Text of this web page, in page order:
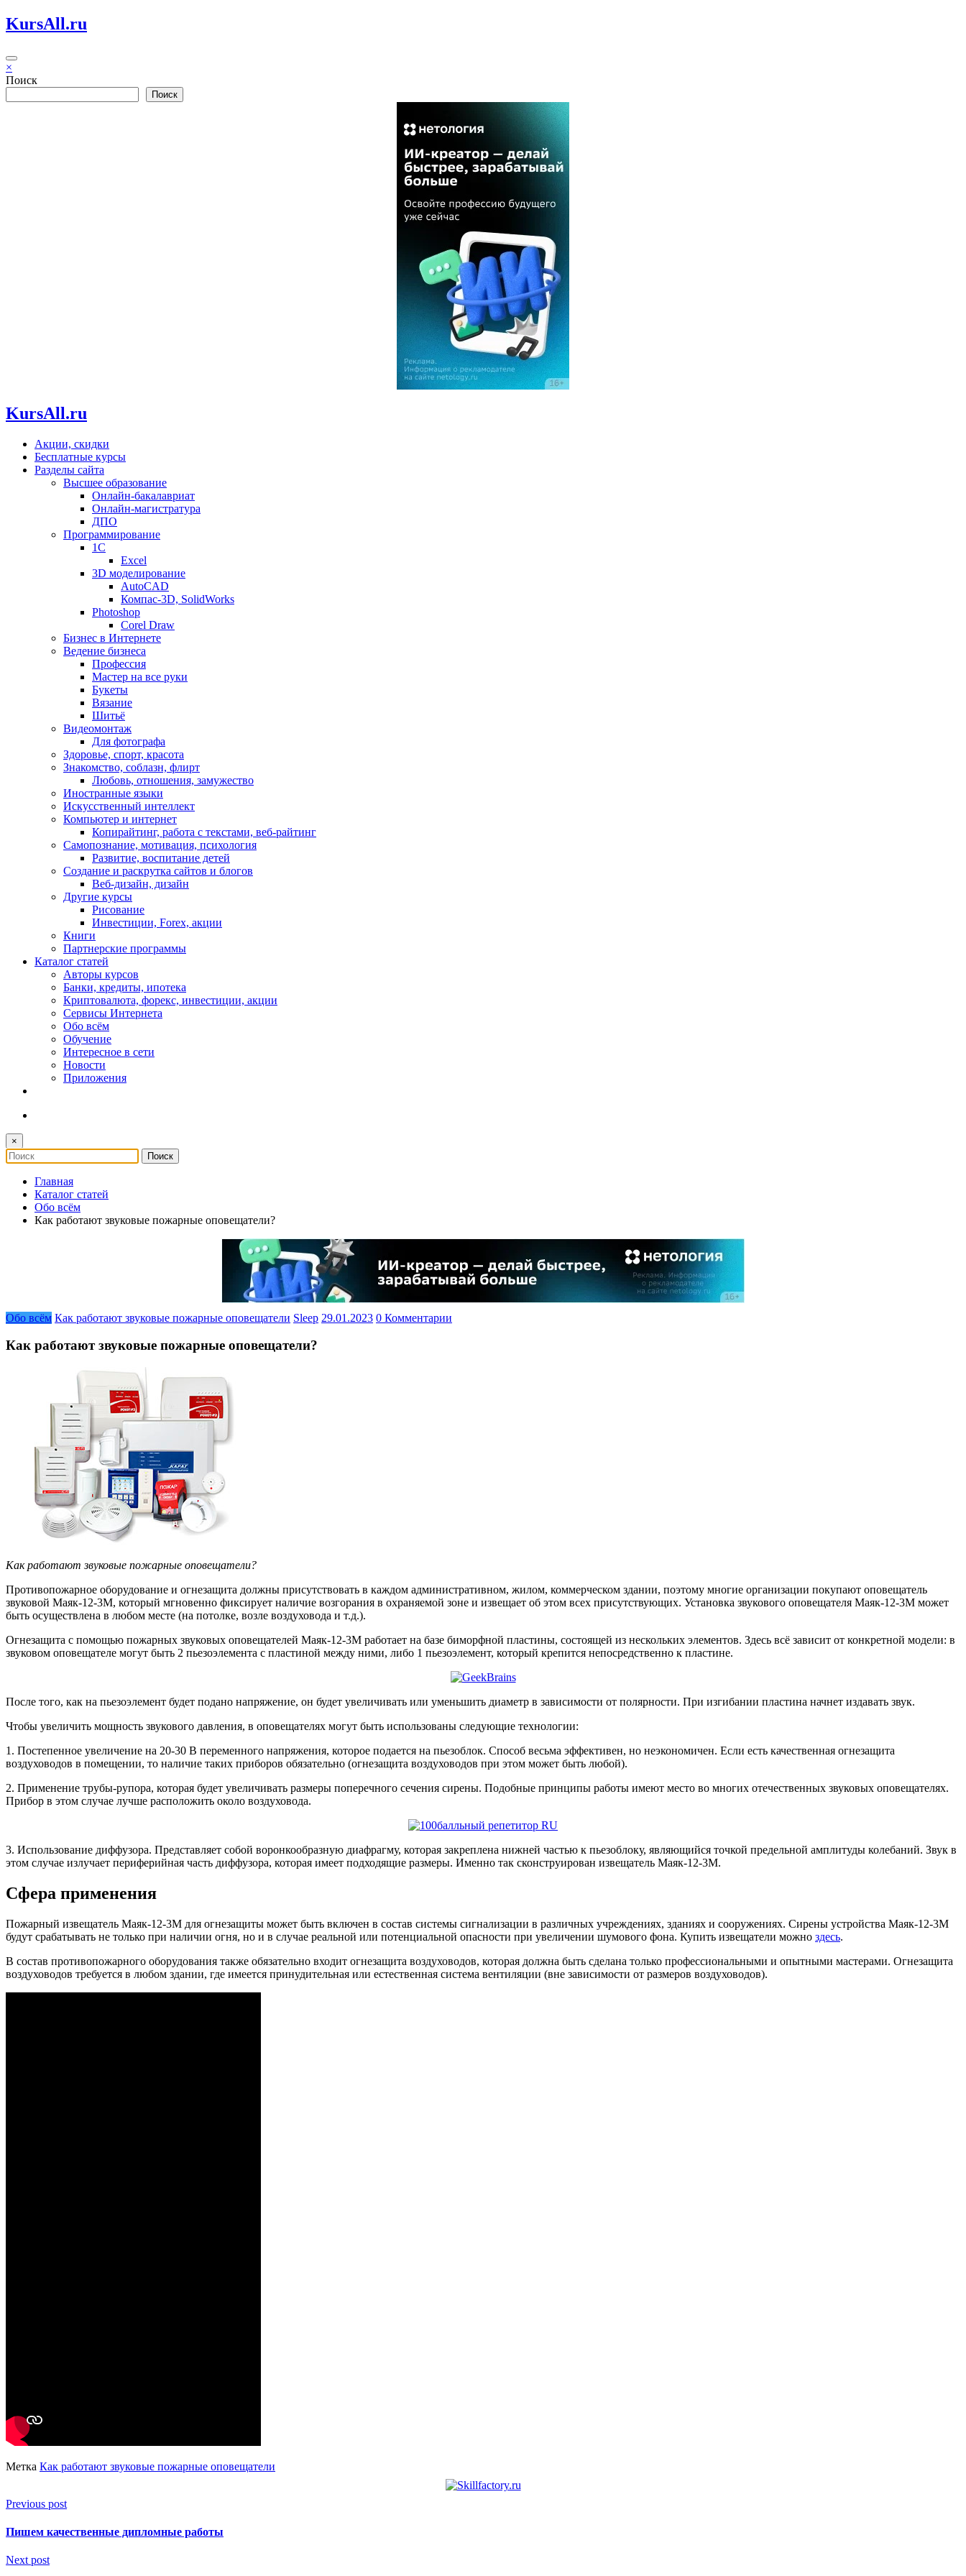
Перейти
к
KursAll.ru
×
Поиск
Поиск
KursAll.ru
Акции, скидки
Бесплатные курсы
Разделы сайта
Высшее образование
Онлайн-бакалавриат
Онлайн-магистратура
ДПО
Программирование
1С
Excel
3D моделирование
AutoCAD
Компас-3D, SolidWorks
Photoshop
Corel Draw
Бизнес в Интернете
Ведение бизнеса
Профессия
Мастер на все руки
Букеты
Вязание
Шитьё
Видеомонтаж
Для фотографа
Здоровье, спорт, красота
Знакомство, соблазн, флирт
Любовь, отношения, замужество
Иностранные языки
Искусственный интеллект
Компьютер и интернет
Копирайтинг, работа с текстами, веб-райтинг
Самопознание, мотивация, психология
Развитие, воспитание детей
Создание и раскрутка сайтов и блогов
Веб-дизайн, дизайн
Другие курсы
Рисование
Инвестиции, Forex, акции
Книги
Партнерские программы
Каталог статей
Авторы курсов
Банки, кредиты, ипотека
Криптовалюта, форекс, инвестиции, акции
Сервисы Интернета
Обо всём
Обучение
Интересное в сети
Новости
Приложения
×
Главная
Каталог статей
Обо всём
Как работают звуковые пожарные оповещатели?
Обо всём Как работают звуковые пожарные оповещатели Sleep 29.01.2023 0 Комментарии
Как работают звуковые пожарные оповещатели?
Как работают звуковые пожарные оповещатели?
Противопожарное оборудование и огнезащита должны присутствовать в каждом административном, жилом, коммерческом здании, поэтому многие организации покупают оповещатель
звуковой Маяк-12-3М, который мгновенно фиксирует наличие возгорания в охраняемой зоне и извещает об этом всех присутствующих. Установка звукового оповещателя Маяк-12-3М может
быть осуществлена в любом месте (на потолке, возле воздуховода и т.д.).
Огнезащита с помощью пожарных звуковых оповещателей Маяк-12-3М работает на базе биморфной пластины, состоящей из нескольких элементов. Здесь всё зависит от конкретной модели: в
звуковом оповещателе могут быть 2 пьезоэлемента с пластиной между ними, либо 1 пьезоэлемент, который крепится непосредственно к пластине.
После того, как на пьезоэлемент будет подано напряжение, он будет увеличивать или уменьшить диаметр в зависимости от полярности. При изгибании пластина начнет издавать звук.
Чтобы увеличить мощность звукового давления, в оповещателях могут быть использованы следующие технологии:
1. Постепенное увеличение на 20-30 В переменного напряжения, которое подается на пьезоблок. Способ весьма эффективен, но неэкономичен. Если есть качественная огнезащита
воздуховодов в помещении, то наличие таких приборов обязательно (огнезащита воздуховодов при этом может быть любой).
2. Применение трубы-рупора, которая будет увеличивать размеры поперечного сечения сирены. Подобные принципы работы имеют место во многих отечественных звуковых оповещателях.
Прибор в этом случае лучше расположить около воздуховода.
3. Использование диффузора. Представляет собой воронкообразную диафрагму, которая закреплена нижней частью к пьезоблоку, являющийся точкой предельной амплитуды колебаний. Звук в
этом случае излучает периферийная часть диффузора, которая имеет подходящие размеры. Именно так сконструирован извещатель Маяк-12-3М.
Сфера применения
Пожарный извещатель Маяк-12-3М для огнезащиты может быть включен в состав системы сигнализации в различных учреждениях, зданиях и сооружениях. Сирены устройства Маяк-12-3М
будут срабатывать не только при наличии огня, но и в случае реальной или потенциальной опасности при увеличении шумового фона. Купить извещатели можно здесь.
В состав противопожарного оборудования также обязательно входит огнезащита воздуховодов, которая должна быть сделана только профессиональными и опытными мастерами. Огнезащита
воздуховодов требуется в любом здании, где имеется принудительная или естественная система вентиляции (вне зависимости от размеров воздуховодов).
Метка Как работают звуковые пожарные оповещатели
Previous post
Пишем качественные дипломные работы
Next post